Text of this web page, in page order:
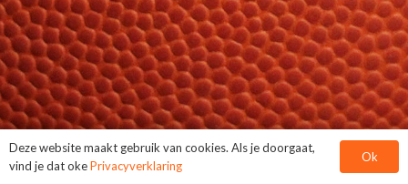
Deze website maakt gebruik van cookies. Als je doorgaat,
vind je dat okePrivacyverklaring
Ok